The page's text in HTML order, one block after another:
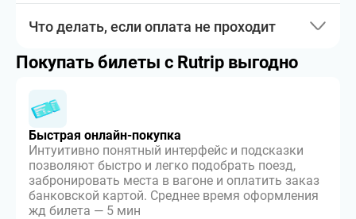
Что делать, если оплата не проходит
Покупать билеты с Rutrip выгодно
Быстрая онлайн-покупка
Интуитивно понятный интерфейс и подсказки
позволяют быстро и легко подобрать поезд,
забронировать места в вагоне и оплатить заказ
банковской картой. Среднее время оформления
жд билета — 5 мин